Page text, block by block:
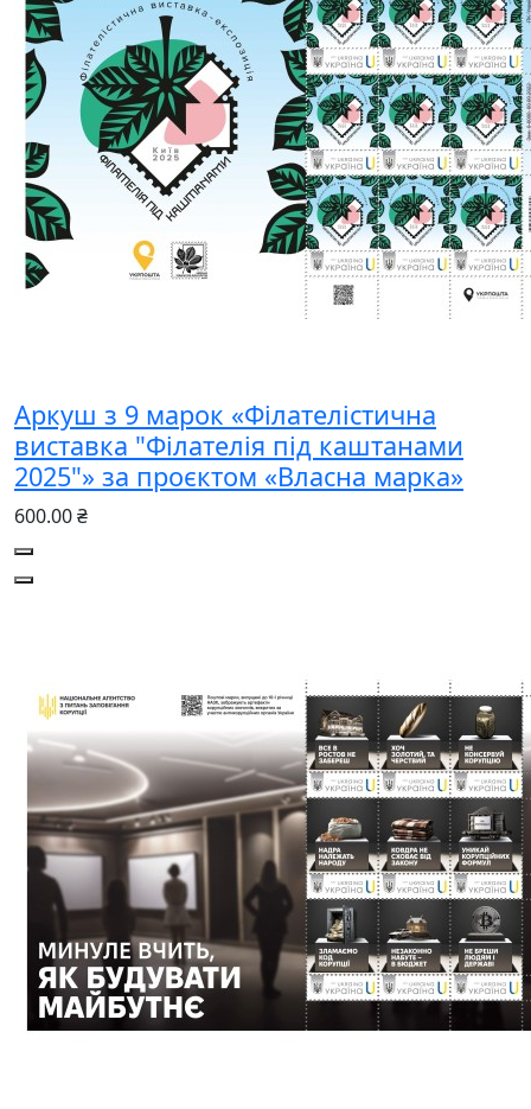
Аркуш з 9 марок «Філателістична
виставка "Філателія під каштанами
2025"» за проєктом «Власна марка»
600.00 ₴